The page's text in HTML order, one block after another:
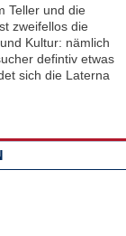
Teller und die
zweifellos die
Kultur: nämlich
defintiv etwas
sich die Laterna